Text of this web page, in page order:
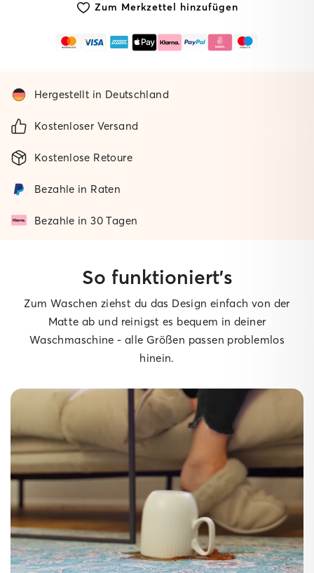
Zum Merkzettel hinzufügen
Hergestellt in Deutschland
Kostenloser Versand
Kostenlose Retoure
Bezahle in Raten
Bezahle in 30 Tagen
So funktioniert’s
Zum Waschen ziehst du das Design einfach von der
Matte ab und reinigst es bequem in deiner
Waschmaschine - alle Größen passen problemlos
hinein.